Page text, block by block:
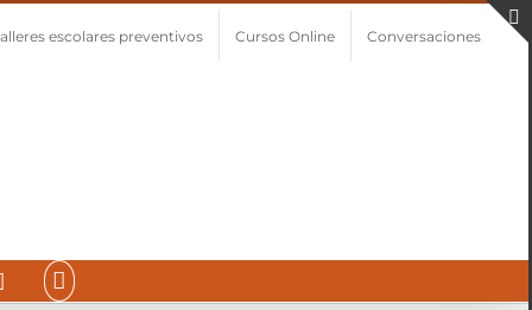
escolares preventivos Cursos Online Conversaciones